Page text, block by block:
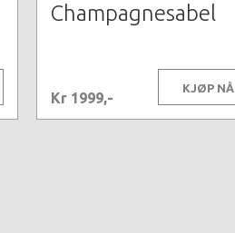
Champagnesabel
Kr 1999,-
KJØP NÅ